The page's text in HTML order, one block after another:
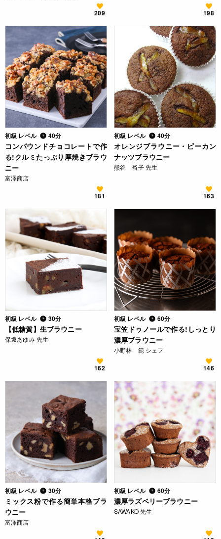
209 198
初級 レベル 40分
コンパウンドチョコレートで作
る!クルミたっぷり厚焼きブラウ
ニー
富澤商店
181
初級 レベル 40分
オレンジブラウニー・ピーカン
ナッツブラウニー
熊谷 裕子 先生
163
初級 レベル 30分
【低糖質】生ブラウニー
保坂あゆみ 先生
162
初級 レベル 60分
宝笠ドゥノールで作る!しっとり
濃厚ブラウニー
小野林 範 シェフ
146
初級 レベル 30分
ミックス粉で作る簡単本格ブラ
ウニー
富澤商店
初級 レベル 60分
濃厚ラズベリーブラウニー
SAWAKO 先生